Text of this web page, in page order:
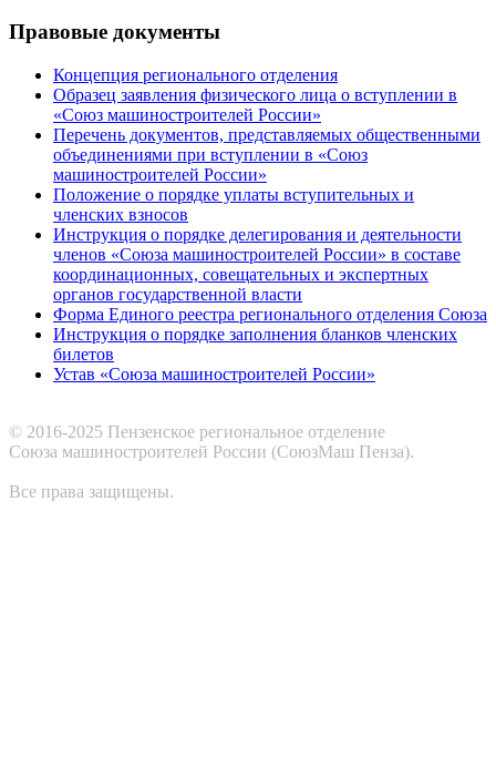
Правовые документы
Концепция регионального отделения
Образец заявления физического лица о вступлении в
«Союз машиностроителей России»
Перечень документов, представляемых общественными
объединениями при вступлении в «Союз
машиностроителей России»
Положение о порядке уплаты вступительных и
членских взносов
Инструкция о порядке делегирования и деятельности
членов «Союза машиностроителей России» в составе
координационных, совещательных и экспертных
органов государственной власти
Форма Единого реестра регионального отделения Союза
Инструкция о порядке заполнения бланков членских
билетов
Устав «Союза машиностроителей России»
© 2016-2025 Пензенское региональное отделение
Cоюза машиностроителей России (СоюзМаш Пенза).
Все права защищены.